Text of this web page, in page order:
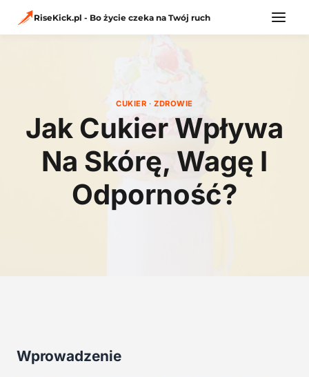
RiseKick.pl - Bo życie czeka na Twój ruch
CUKIER ·ZDROWIE
Jak Cukier Wpływa
Na Skórę, Wagę I
Odporność?
Wprowadzenie